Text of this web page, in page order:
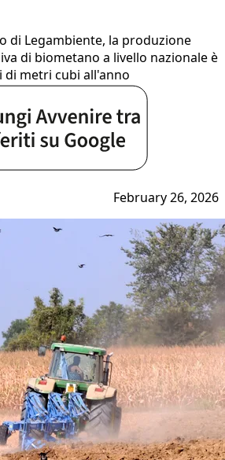
di Legambiente, la produzione
di biometano a livello nazionale è
di metri cubi all'anno
February 26, 2026